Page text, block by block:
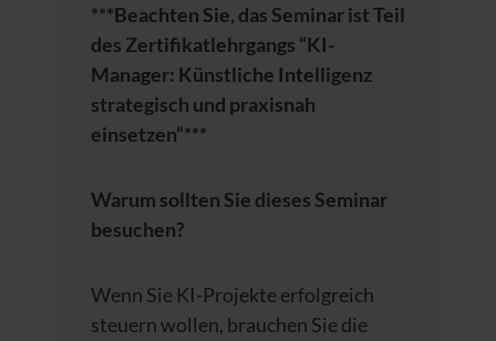
***Beachten Sie, das Seminar ist Teil
des Zertifikatlehrgangs “KI-
Manager: Künstliche Intelligenz
strategisch und praxisnah
einsetzen“***
Warum sollten Sie dieses Seminar
besuchen?
Wenn Sie KI-Projekte erfolgreich
steuern wollen, brauchen Sie die